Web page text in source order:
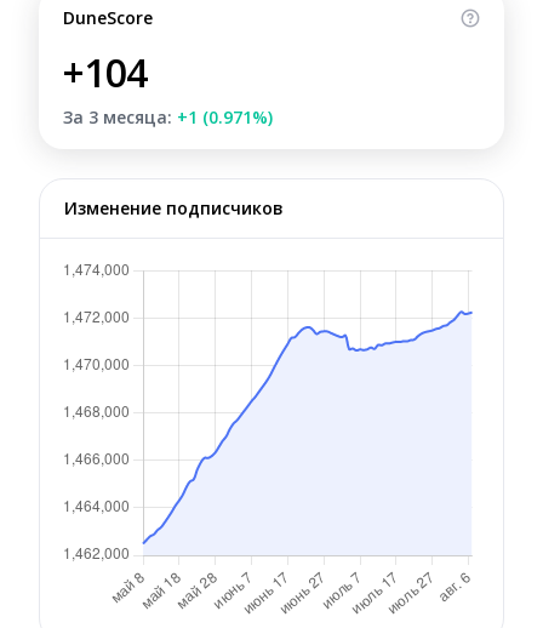
DuneScore
+104
За 3 месяца: +1 (0.971%)
Изменение подписчиков